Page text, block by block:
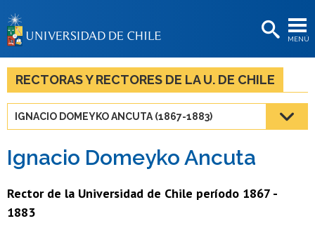
MENÚ
BIBLIOTECAS
LA UNIVERSIDAD
Estudiantes
Académicas/os
Funcionarias/os
RECTORAS Y RECTORES DE LA U. DE CHILE
IGNACIO DOMEYKO ANCUTA (1867-1883)
Ignacio Domeyko Ancuta
Rector de la Universidad de Chile período 1867 -
1883